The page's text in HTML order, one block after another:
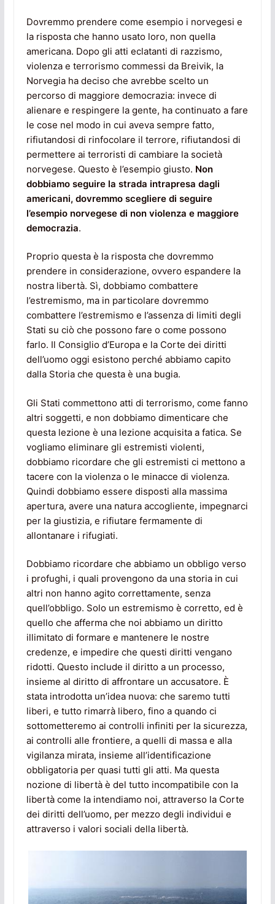
Dovremmo prendere come esempio i norvegesi e
la risposta che hanno usato loro, non quella
americana. Dopo gli atti eclatanti di razzismo,
violenza e terrorismo commessi da Breivik, la
Norvegia ha deciso che avrebbe scelto un
percorso di maggiore democrazia: invece di
alienare e respingere la gente, ha continuato a fare
le cose nel modo in cui aveva sempre fatto,
rifiutandosi di rinfocolare il terrore, rifiutandosi di
permettere ai terroristi di cambiare la società
norvegese. Questo è l’esempio giusto. Non
dobbiamo seguire la strada intrapresa dagli
americani, dovremmo scegliere di seguire
l’esempio norvegese di non violenza e maggiore
democrazia.
Proprio questa è la risposta che dovremmo
prendere in considerazione, ovvero espandere la
nostra libertà. Sì, dobbiamo combattere
l’estremismo, ma in particolare dovremmo
combattere l’estremismo e l’assenza di limiti degli
Stati su ciò che possono fare o come possono
farlo. Il Consiglio d’Europa e la Corte dei diritti
dell’uomo oggi esistono perché abbiamo capito
dalla Storia che questa è una bugia.
Gli Stati commettono atti di terrorismo, come fanno
altri soggetti, e non dobbiamo dimenticare che
questa lezione è una lezione acquisita a fatica. Se
vogliamo eliminare gli estremisti violenti,
dobbiamo ricordare che gli estremisti ci mettono a
tacere con la violenza o le minacce di violenza.
Quindi dobbiamo essere disposti alla massima
apertura, avere una natura accogliente, impegnarci
per la giustizia, e rifiutare fermamente di
allontanare i rifugiati.
Dobbiamo ricordare che abbiamo un obbligo verso
i profughi, i quali provengono da una storia in cui
altri non hanno agito correttamente, senza
quell’obbligo. Solo un estremismo è corretto, ed è
quello che afferma che noi abbiamo un diritto
illimitato di formare e mantenere le nostre
credenze, e impedire che questi diritti vengano
ridotti. Questo include il diritto a un processo,
insieme al diritto di affrontare un accusatore. È
stata introdotta un’idea nuova: che saremo tutti
liberi, e tutto rimarrà libero, fino a quando ci
sottometteremo ai controlli infiniti per la sicurezza,
ai controlli alle frontiere, a quelli di massa e alla
vigilanza mirata, insieme all’identificazione
obbligatoria per quasi tutti gli atti. Ma questa
nozione di libertà è del tutto incompatibile con la
libertà come la intendiamo noi, attraverso la Corte
dei diritti dell’uomo, per mezzo degli individui e
attraverso i valori sociali della libertà.